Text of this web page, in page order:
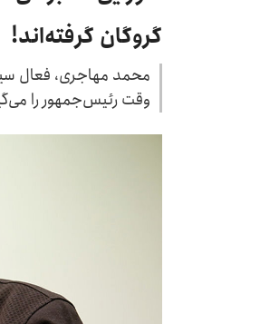
گروگان گرفته‌اند!
محمد مهاجری، فعال
وقت رئیس‌جمهور را